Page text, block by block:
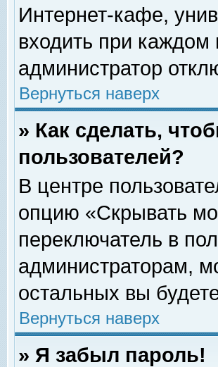
Интернет-кафе,
входить при каждом
администратор
Вернуться наверх
» Как сделать,
пользователей?
В центре
опцию «Скрывать
переключатель в
администраторам,
остальных вы
Вернуться наверх
» Я забыл пароль!